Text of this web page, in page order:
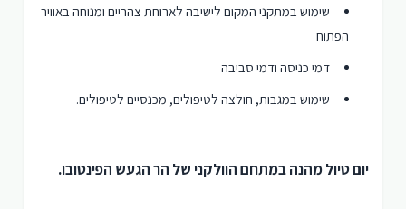
שימוש במתקני המקום לישיבה לארוחת צהריים ומנוחה באוויר
הפתוח
דמי כניסה ודמי סביבה
שימוש במגבות, חולצה לטיפולים, מכנסיים לטיפולים.
יום טיול מהנה במתחם הוולקני של הר הגעש הפינטובו.